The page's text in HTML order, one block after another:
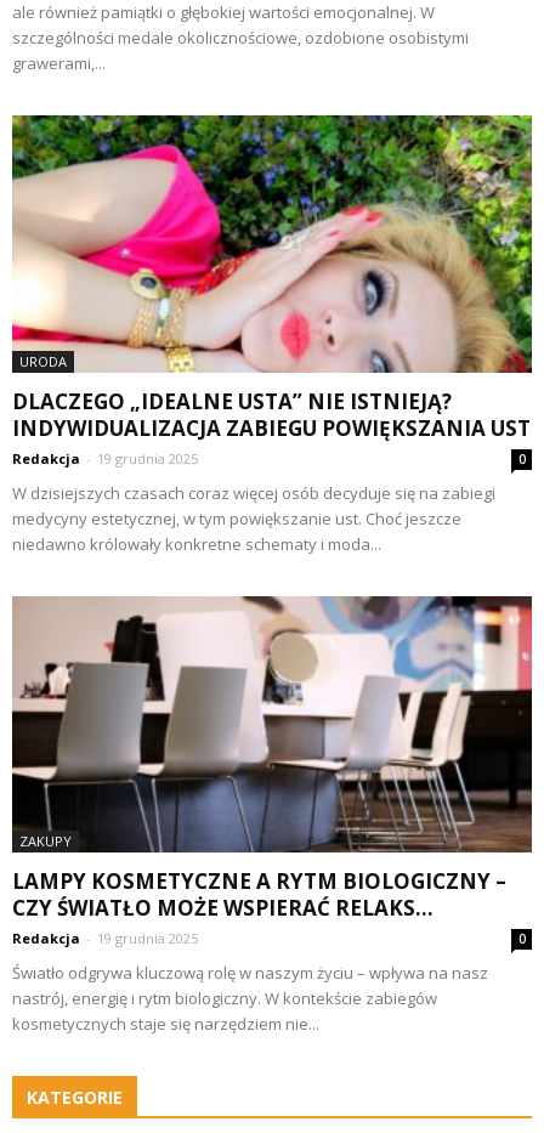
ale również pamiątki o głębokiej wartości emocjonalnej. W
szczególności medale okolicznościowe, ozdobione osobistymi
grawerami,...
URODA
DLACZEGO „IDEALNE USTA” NIE ISTNIEJĄ?
INDYWIDUALIZACJA ZABIEGU POWIĘKSZANIA UST
Redakcja - 19 grudnia 2025 0
W dzisiejszych czasach coraz więcej osób decyduje się na zabiegi
medycyny estetycznej, w tym powiększanie ust. Choć jeszcze
niedawno królowały konkretne schematy i moda...
ZAKUPY
LAMPY KOSMETYCZNE A RYTM BIOLOGICZNY –
CZY ŚWIATŁO MOŻE WSPIERAĆ RELAKS...
Redakcja - 19 grudnia 2025 0
Światło odgrywa kluczową rolę w naszym życiu – wpływa na nasz
nastrój, energię i rytm biologiczny. W kontekście zabiegów
kosmetycznych staje się narzędziem nie...
KATEGORIE